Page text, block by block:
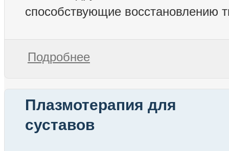
способствующие восстановлению
Подробнее
Плазмотерапия для
суставов